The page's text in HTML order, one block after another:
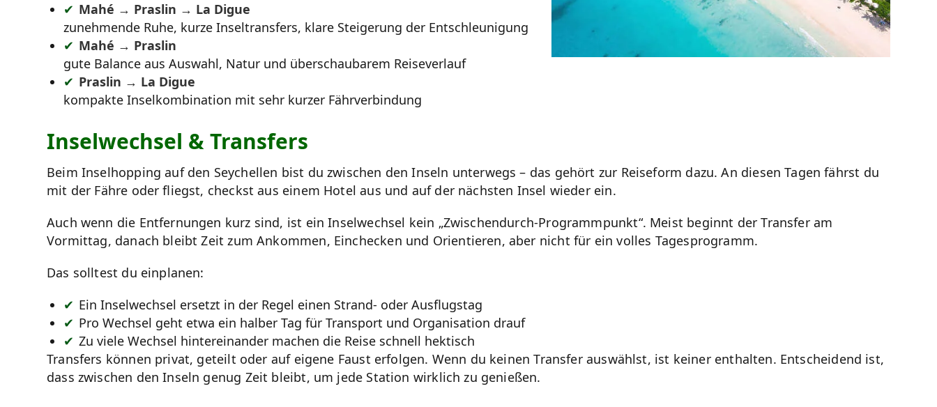
Mahé → Praslin → La Digue
zunehmende Ruhe, kurze Inseltransfers, klare Steigerung der Entschleunigung
Mahé → Praslin
gute Balance aus Auswahl, Natur und überschaubarem Reiseverlauf
Praslin → La Digue
kompakte Inselkombination mit sehr kurzer Fährverbindung
Inselwechsel & Transfers
Beim Inselhopping auf den Seychellen bist du zwischen den Inseln unterwegs – das gehört zur Reiseform dazu. An diesen Tagen fährst du
mit der Fähre oder fliegst, checkst aus einem Hotel aus und auf der nächsten Insel wieder ein.
Auch wenn die Entfernungen kurz sind, ist ein Inselwechsel kein „Zwischendurch-Programmpunkt“. Meist beginnt der Transfer am
Vormittag, danach bleibt Zeit zum Ankommen, Einchecken und Orientieren, aber nicht für ein volles Tagesprogramm.
Das solltest du einplanen:
Ein Inselwechsel ersetzt in der Regel einen Strand- oder Ausflugstag
Pro Wechsel geht etwa ein halber Tag für Transport und Organisation drauf
Zu viele Wechsel hintereinander machen die Reise schnell hektisch
Transfers können privat, geteilt oder auf eigene Faust erfolgen. Wenn du keinen Transfer auswählst, ist keiner enthalten. Entscheidend ist,
dass zwischen den Inseln genug Zeit bleibt, um jede Station wirklich zu genießen.